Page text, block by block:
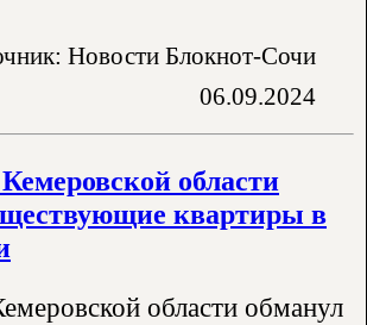
Новости Блокнот-Сочи
06.09.2024
области
квартиры в
области обманул